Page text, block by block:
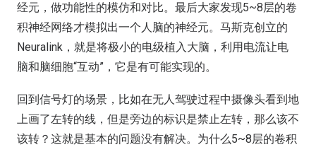
经元，做功能性的模仿和对比。最后大家发现5~8层的卷
积神经网络才模拟出一个人脑的神经元。马斯克创立的
Neuralink，就是将极小的电级植入大脑，利用电流让电
脑和脑细胞“互动”，它是有可能实现的。
回到信号灯的场景，比如在无人驾驶过程中摄像头看到地
上画了左转的线，但是旁边的标识是禁止左转，那么该不
该转？这就是基本的问题没有解决。为什么5~8层的卷积